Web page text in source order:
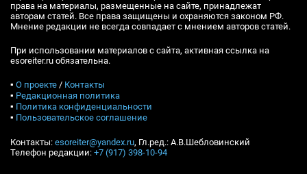
права на материалы, размещенные на сайте, принадлежат
авторам статей. Все права защищены и охраняются законом РФ.
Мнение редакции не всегда совпадает с мнением авторов статей.
При использовании материалов с сайта, активная ссылка на
esoreiter.ru обязательна.
▪ О проекте / Контакты
▪ Редакционная политика
▪ Политика конфиденциальности
▪ Пользовательское соглашение
Контакты: esoreiter@yandex.ru, Гл.ред.: А.В.Шебловинский
Телефон редакции: +7 (917) 398-10-94